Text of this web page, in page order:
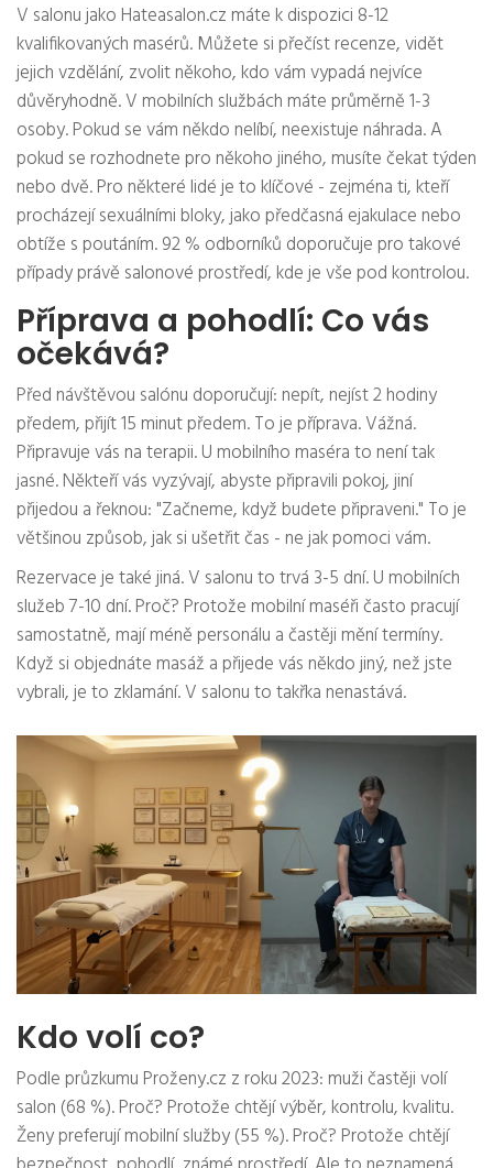
V salonu jako Hateasalon.cz máte k dispozici 8-12
kvalifikovaných masérů. Můžete si přečíst recenze, vidět
jejich vzdělání, zvolit někoho, kdo vám vypadá nejvíce
důvěryhodně. V mobilních službách máte průměrně 1-3
osoby. Pokud se vám někdo nelíbí, neexistuje náhrada. A
pokud se rozhodnete pro někoho jiného, musíte čekat týden
nebo dvě. Pro některé lidé je to klíčové - zejména ti, kteří
procházejí sexuálními bloky, jako předčasná ejakulace nebo
obtíže s poutáním. 92 % odborníků doporučuje pro takové
případy právě salonové prostředí, kde je vše pod kontrolou.
Příprava a pohodlí: Co vás
očekává?
Před návštěvou salónu doporučují: nepít, nejíst 2 hodiny
předem, přijít 15 minut předem. To je příprava. Vážná.
Připravuje vás na terapii. U mobilního maséra to není tak
jasné. Někteří vás vyzývají, abyste připravili pokoj, jiní
přijedou a řeknou: "Začneme, když budete připraveni." To je
většinou způsob, jak si ušetřit čas - ne jak pomoci vám.
Rezervace je také jiná. V salonu to trvá 3-5 dní. U mobilních
služeb 7-10 dní. Proč? Protože mobilní maséři často pracují
samostatně, mají méně personálu a častěji mění termíny.
Když si objednáte masáž a přijede vás někdo jiný, než jste
vybrali, je to zklamání. V salonu to takřka nenastává.
Kdo volí co?
Podle průzkumu Proženy.cz z roku 2023: muži častěji volí
salon (68 %). Proč? Protože chtějí výběr, kontrolu, kvalitu.
Ženy preferují mobilní služby (55 %). Proč? Protože chtějí